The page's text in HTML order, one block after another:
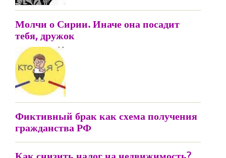
Молчи о Сирии. Иначе она посадит
тебя, дружок
Фиктивный брак как схема получения
гражданства РФ